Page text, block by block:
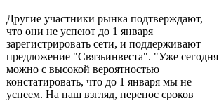
Другие участники рынка подтверждают,
что они не успеют до 1 января
зарегистрировать сети, и поддерживают
предложение "Связьинвеста". "Уже сегодня
можно с высокой вероятностью
констатировать, что до 1 января мы не
успеем. На наш взгляд, перенос сроков